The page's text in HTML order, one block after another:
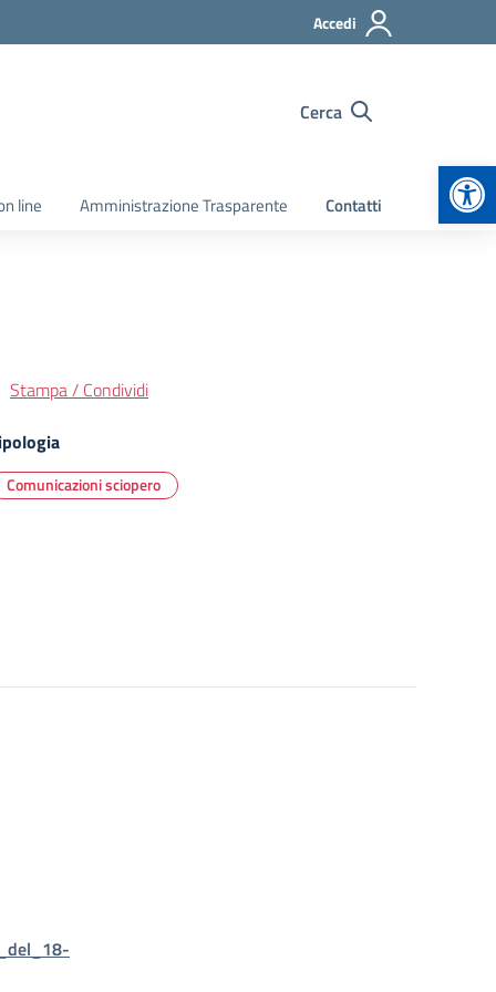
Accedi
Cerca
line Amministrazione Trasparente Contatti
Stampa / Condividi
Comunicazioni sciopero